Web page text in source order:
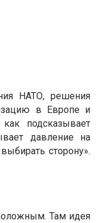
НАТО, решения
в Европе и
подсказывает
давление на
сторону».
Там идея